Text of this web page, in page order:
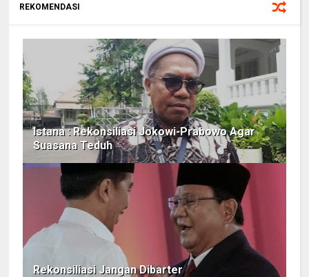
REKOMENDASI
Istana : Rekonsiliasi Jokowi-Prabowo Agar
Suasana Teduh
Rekonsiliasi Jangan Dibarter